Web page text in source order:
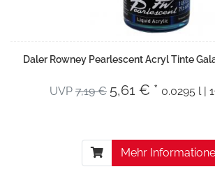
Daler Rowney Pearlescent Acryl Tinte
UVP 7,19 € 5,61 € * 0.0295 l |
Mehr